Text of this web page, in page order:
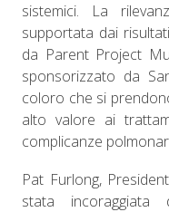
sistemici. La
supportata dai
da Parent Project
sponsorizzato da
coloro che si
alto valore ai
complicanze
Pat Furlong,
stata